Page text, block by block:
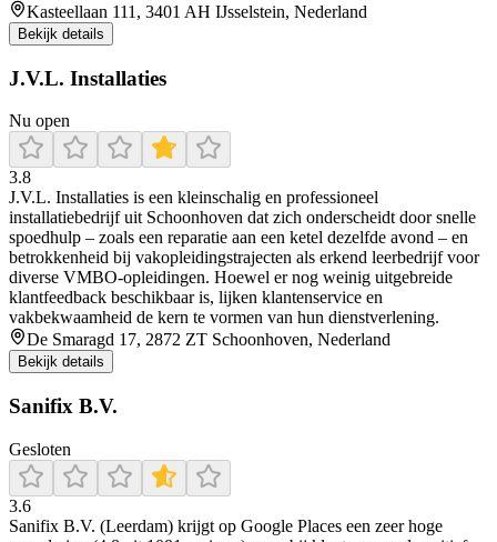
Kasteellaan 111, 3401 AH IJsselstein, Nederland
Bekijk details
J.V.L. Installaties
Nu open
3.8
J.V.L. Installaties is een kleinschalig en professioneel
installatiebedrijf uit Schoonhoven dat zich onderscheidt door snelle
spoedhulp – zoals een reparatie aan een ketel dezelfde avond – en
betrokkenheid bij vakopleidingstrajecten als erkend leerbedrijf voor
diverse VMBO-opleidingen. Hoewel er nog weinig uitgebreide
klantfeedback beschikbaar is, lijken klantenservice en
vakbekwaamheid de kern te vormen van hun dienstverlening.
De Smaragd 17, 2872 ZT Schoonhoven, Nederland
Bekijk details
Sanifix B.V.
Gesloten
3.6
Sanifix B.V. (Leerdam) krijgt op Google Places een zeer hoge